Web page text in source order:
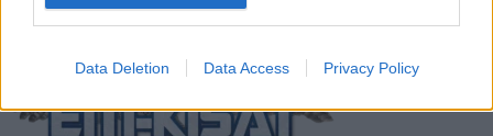
Data Deletion Data Access Privacy Policy